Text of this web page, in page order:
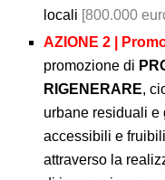
locali [800.000
AZIONE 2 |
promozione di
RIGENERARE,
urbane residuali
accessibili e
attraverso la